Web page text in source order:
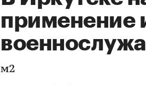
применение
м2